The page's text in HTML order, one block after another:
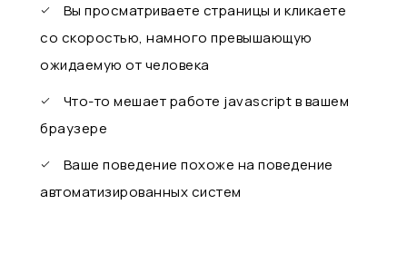
Вы просматриваете страницы и кликаете
со скоростью, намного превышающую
ожидаемую от человека
Что-то мешает работе javascript в вашем
браузере
Ваше поведение похоже на поведение
автоматизированных систем